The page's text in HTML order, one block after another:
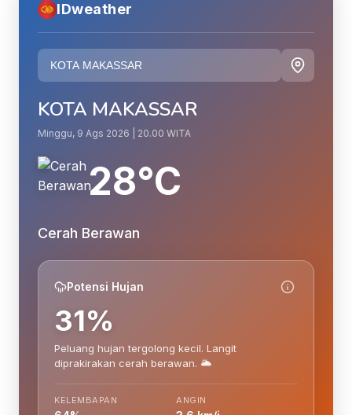
IDweather
KOTA MAKASSAR
Minggu, 9 Ags 2026 | 20.00 WITA
28°C
Cerah Berawan
Potensi Hujan
31%
Peluang hujan tergolong kecil. Langit
diprakirakan cerah berawan. 🌥️
KELEMBAPAN ANGIN